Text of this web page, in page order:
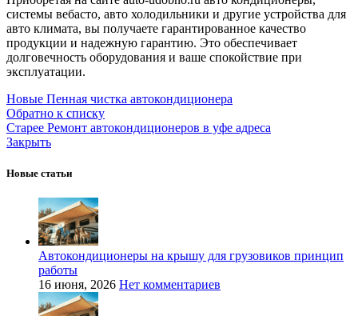
системы вебасто, авто холодильники и другие устройства для
авто климата, вы получаете гарантированное качество
продукции и надежную гарантию. Это обеспечивает
долговечность оборудования и ваше спокойствие при
эксплуатации.
Новые Пенная чистка автокондиционера
Обратно к списку
Старее Ремонт автокондиционеров в уфе адреса
Закрыть
Новые статьи
Автокондиционеры на крышу для грузовиков принцип
работы
16 июня, 2026 Нет комментариев